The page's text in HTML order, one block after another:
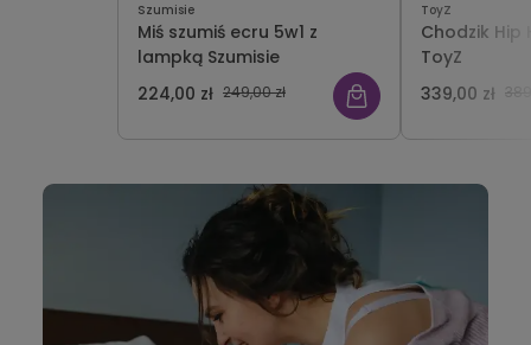
Szumisie
Miś szumiś ecru 5w1 z
lampką Szumisie
224,00 zł 249,00 zł
ToyZ
Chodzik Hip
ToyZ
339,00 zł